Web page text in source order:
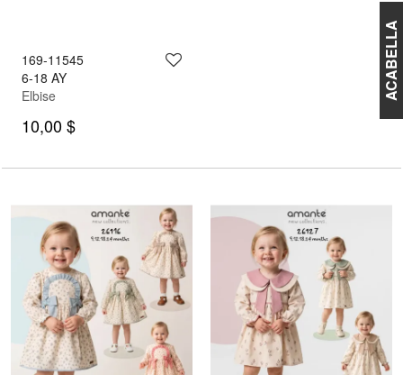
ACABELLA
169-11545
6-18 AY
Elbise
10,00 $